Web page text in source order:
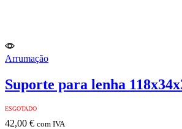
Arrumação
Suporte para lenha
ESGOTADO
42,00 € com IVA